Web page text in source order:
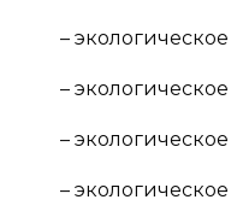
–
–
–
–